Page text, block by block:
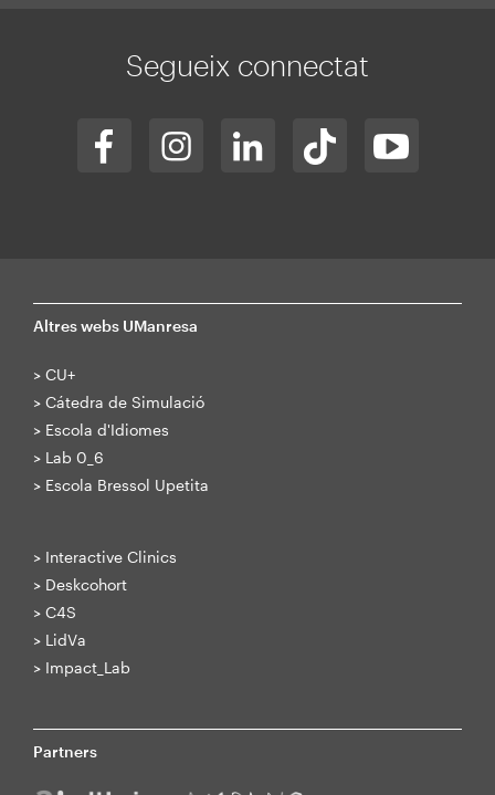
Segueix connectat
Altres webs UManresa
> CU+
> Cátedra de Simulació
> Escola d'Idiomes
> Lab 0_6
> Escola Bressol Upetita
> Interactive Clinics
> Deskcohort
> C4S
> LidVa
> Impact_Lab
Partners